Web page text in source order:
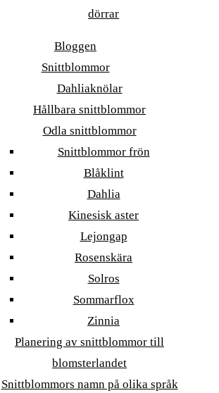
dörrar
Bloggen
Snittblommor
Dahliaknölar
Hållbara snittblommor
Odla snittblommor
Snittblommor frön
Blåklint
Dahlia
Kinesisk aster
Lejongap
Rosenskära
Solros
Sommarflox
Zinnia
Planering av snittblommor till
blomsterlandet
Snittblommors namn på olika språk